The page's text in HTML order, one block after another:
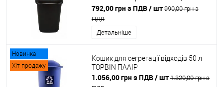
BIN PAPER
792,00 грн з ПДВ/ шт 990,00 грн з
ПДВ
Детальніше
Новинка
Хіт продажу
Кошик для сегрегації відходів 50 л
TOPBIN ПААІР
1.056,00 грн з ПДВ/ шт 1.320,00 грн з